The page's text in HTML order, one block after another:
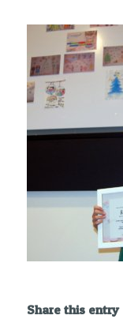
Share this entry